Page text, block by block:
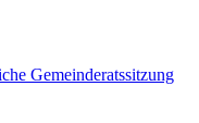
Gemeinderatssitzung